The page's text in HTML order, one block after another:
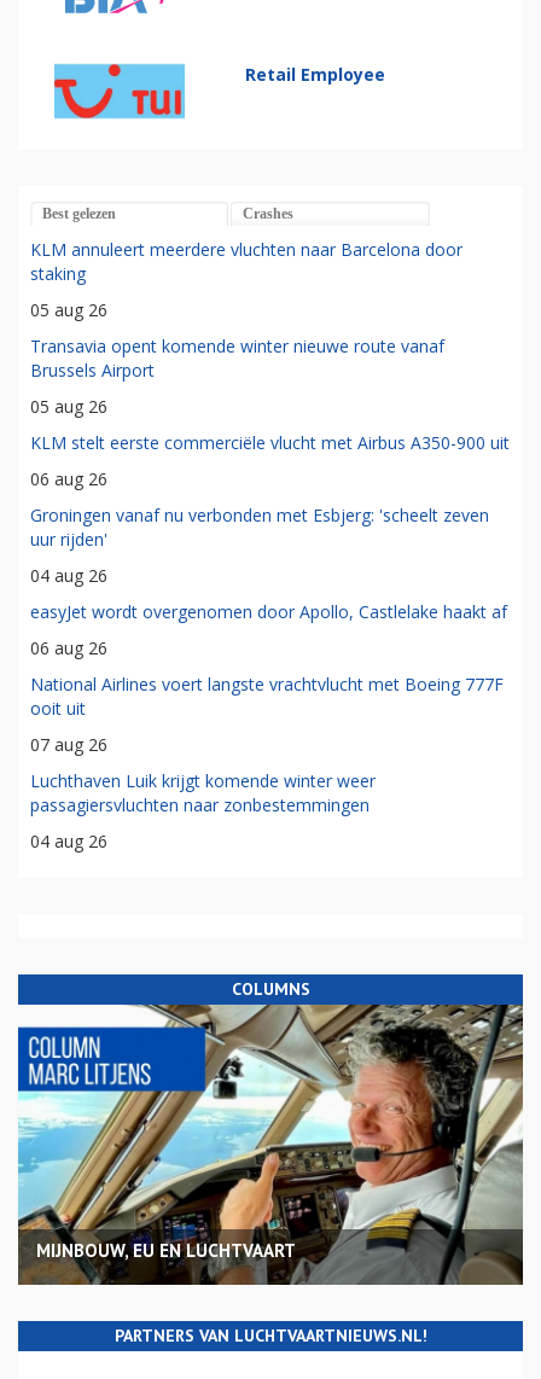
Retail Employee
Best gelezen Crashes
KLM annuleert meerdere vluchten naar Barcelona door
staking
05 aug 26
Transavia opent komende winter nieuwe route vanaf
Brussels Airport
05 aug 26
KLM stelt eerste commerciële vlucht met Airbus A350-900 uit
06 aug 26
Groningen vanaf nu verbonden met Esbjerg: 'scheelt zeven
uur rijden'
04 aug 26
easyJet wordt overgenomen door Apollo, Castlelake haakt af
06 aug 26
National Airlines voert langste vrachtvlucht met Boeing 777F
ooit uit
07 aug 26
Luchthaven Luik krijgt komende winter weer
passagiersvluchten naar zonbestemmingen
04 aug 26
COLUMNS
MIJNBOUW, EU EN LUCHTVAART
PARTNERS VAN LUCHTVAARTNIEUWS.NL!